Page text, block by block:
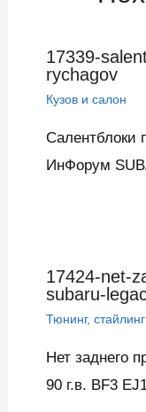
17339-
rychagov
Кузов и салон
Салентблоки
ИнФорум
17424-net-
subaru-
Тюнинг,
Нет заднего
90 г.в. BF3